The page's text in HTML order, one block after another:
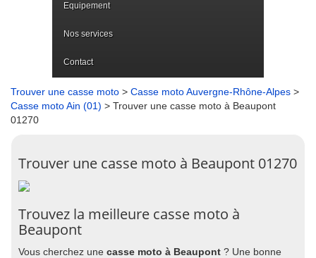
Equipement
Nos services
Contact
Trouver une casse moto > Casse moto Auvergne-Rhône-Alpes >
Casse moto Ain (01) > Trouver une casse moto à Beaupont
01270
Trouver une casse moto à Beaupont 01270
Trouvez la meilleure casse moto à
Beaupont
Vous cherchez une casse moto à Beaupont ? Une bonne